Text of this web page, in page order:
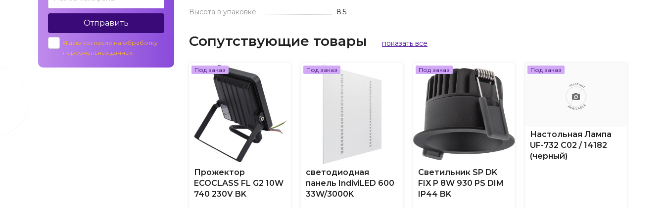
Отправить
Я даю согласие на обработку
персональных данных
Высота в упаковке
8.5
Сопутствующие товары показать все
Под заказ
Прожектор
ECOCLASS FL G2 10W
740 230V BK
Под заказ
светодиодная
панель IndiviLED 600
33W/3000K
Под заказ
Светильник SP DK
FIX P 8W 930 PS DIM
IP44 BK
Под заказ
Настольная Лампа
UF-732 C02 / 14182
(черный)